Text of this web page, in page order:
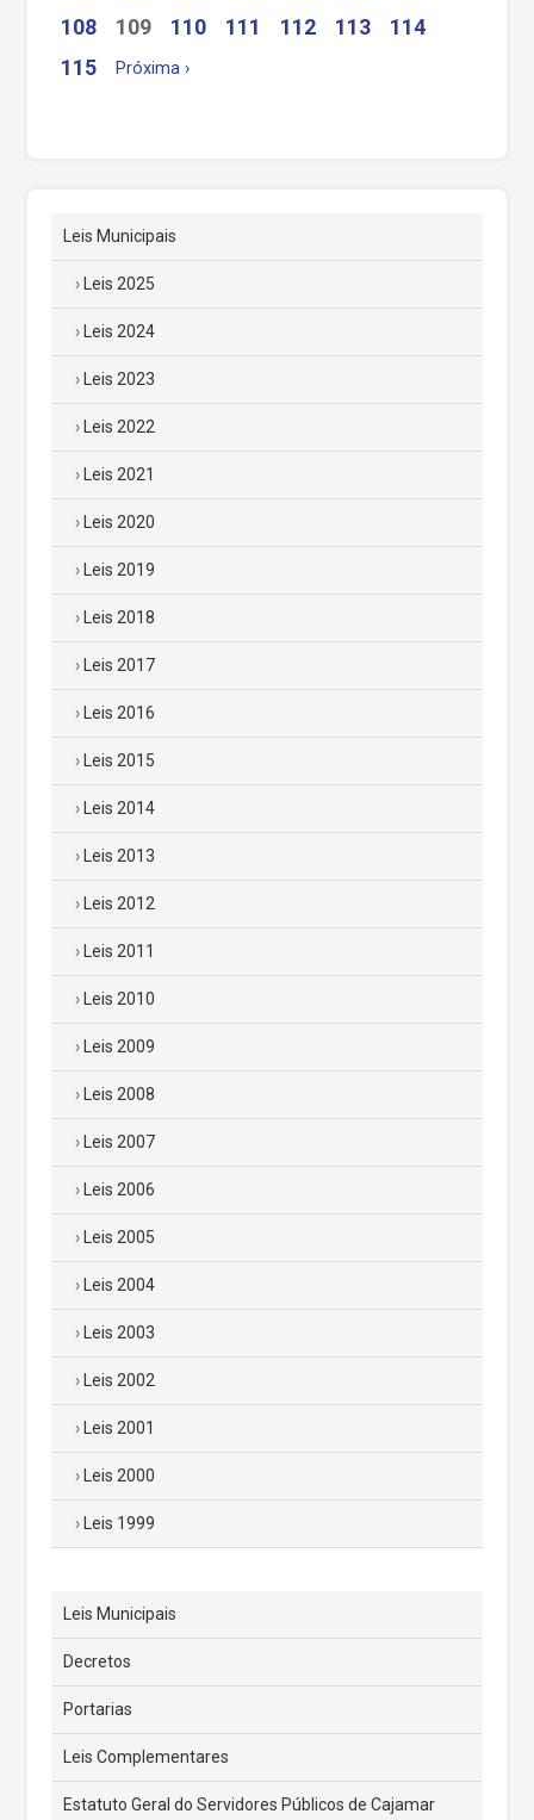
108
109 110 111 112 113
114
115
Próxima ›
Leis Municipais
Leis 2025
Leis 2024
Leis 2023
Leis 2022
Leis 2021
Leis 2020
Leis 2019
Leis 2018
Leis 2017
Leis 2016
Leis 2015
Leis 2014
Leis 2013
Leis 2012
Leis 2011
Leis 2010
Leis 2009
Leis 2008
Leis 2007
Leis 2006
Leis 2005
Leis 2004
Leis 2003
Leis 2002
Leis 2001
Leis 2000
Leis 1999
Leis Municipais
Decretos
Portarias
Leis Complementares
Estatuto Geral do Servidores Públicos de Cajamar